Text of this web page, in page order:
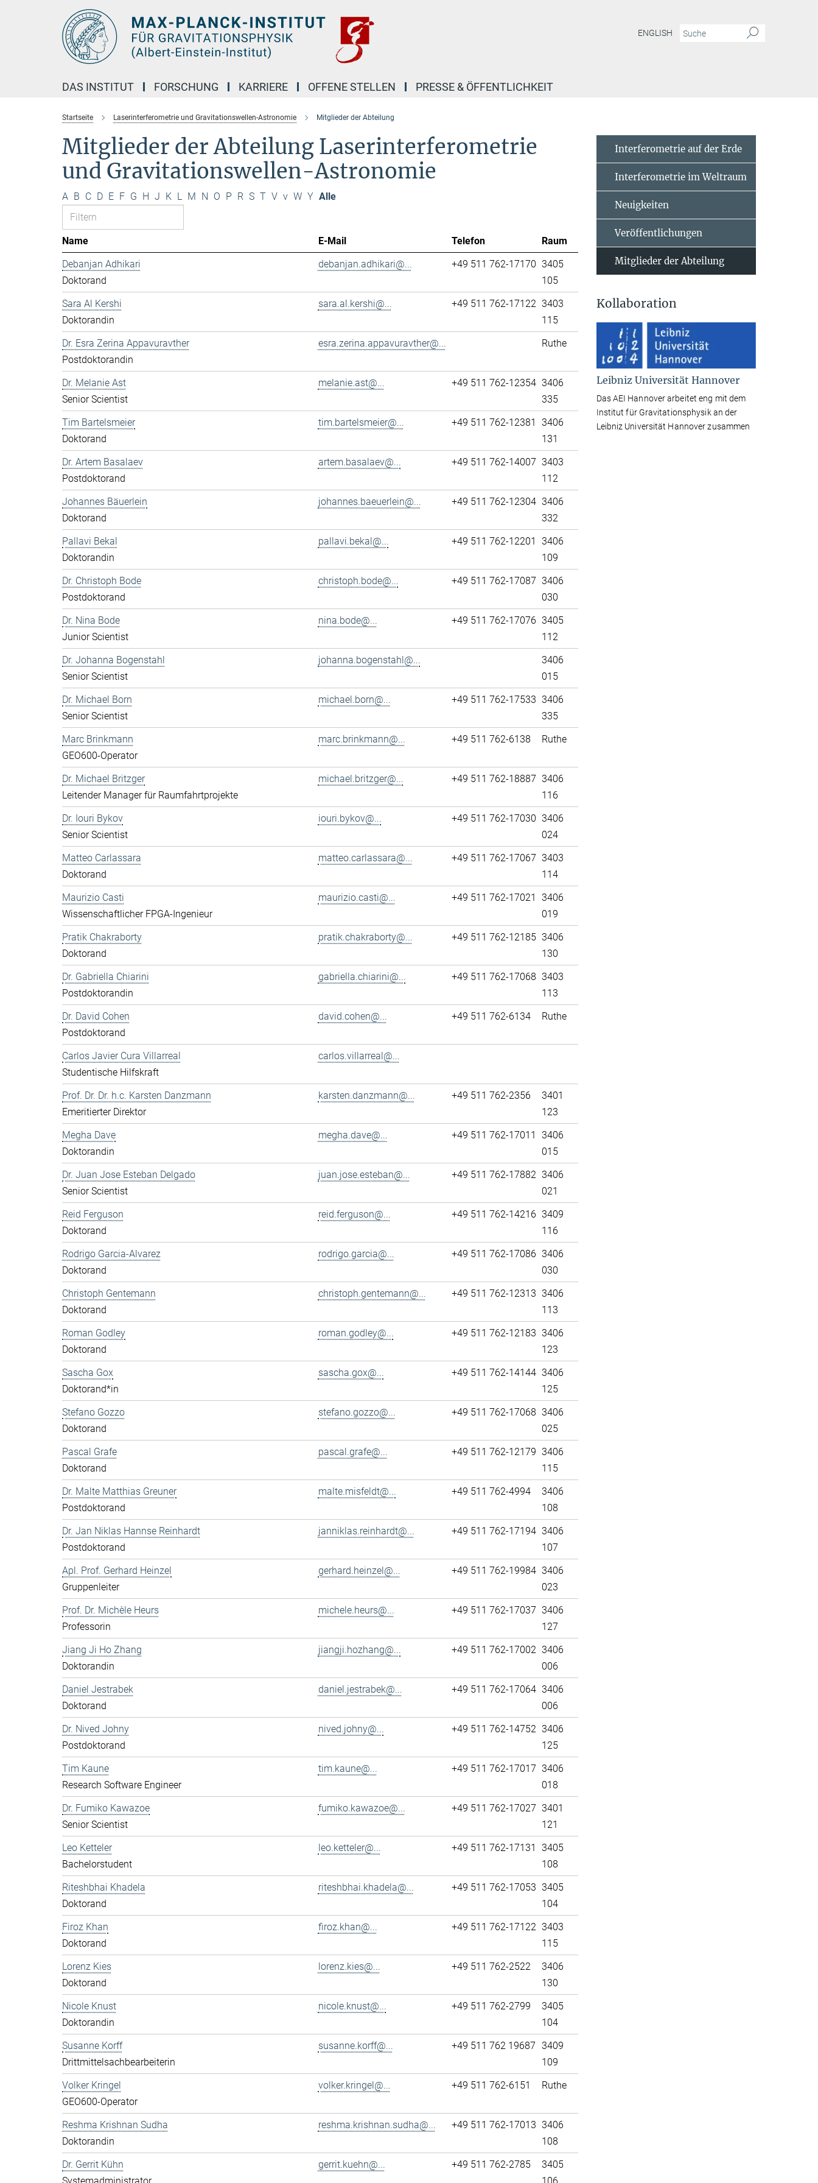
ENGLISH
DAS INSTITUT FORSCHUNG KARRIERE OFFENE STELLEN PRESSE & ÖFFENTLICHKEIT
Startseite Laserinterferometrie und Gravitationswellen-Astronomie Mitglieder der Abteilung
Mitglieder der Abteilung Laserinterferometrie
und Gravitationswellen-Astronomie
A B C D E F G H J K L M N O P R S T V v W Y Alle
Name E-Mail Telefon
Raum
Debanjan Adhikari
Doktorand
debanjan.adhikari@... +49 511 762-17170 3405
105
Sara Al Kershi
Doktorandin
sara.al.kershi@... +49 511 762-17122 3403
115
Dr. Esra Zerina Appavuravther
Postdoktorandin
esra.zerina.appavuravther@... Ruthe
Dr. Melanie Ast
Senior Scientist
melanie.ast@... +49 511 762-12354 3406
335
Tim Bartelsmeier
Doktorand
tim.bartelsmeier@... +49 511 762-12381
3406
131
Dr. Artem Basalaev
Postdoktorand
artem.basalaev@... +49 511 762-14007 3403
112
Johannes Bäuerlein
Doktorand
johannes.baeuerlein@... +49 511 762-12304 3406
332
Pallavi Bekal
Doktorandin
pallavi.bekal@... +49 511 762-12201
3406
109
Dr. Christoph Bode
Postdoktorand
christoph.bode@... +49 511 762-17087 3406
030
Dr. Nina Bode
Junior Scientist
nina.bode@... +49 511 762-17076 3405
112
Dr. Johanna Bogenstahl
Senior Scientist
johanna.bogenstahl@...
3406
015
Dr. Michael Born
Senior Scientist
michael.born@... +49 511 762-17533 3406
335
Marc Brinkmann
GEO600-Operator
marc.brinkmann@... +49 511 762-6138 Ruthe
Dr. Michael Britzger
Leitender Manager für Raumfahrtprojekte
michael.britzger@... +49 511 762-18887 3406
116
Dr. Iouri Bykov
Senior Scientist
iouri.bykov@... +49 511 762-17030 3406
024
Matteo Carlassara
Doktorand
matteo.carlassara@... +49 511 762-17067 3403
114
Maurizio Casti
Wissenschaftlicher FPGA-Ingenieur
maurizio.casti@... +49 511 762-17021
3406
019
Pratik Chakraborty
Doktorand
pratik.chakraborty@... +49 511 762-12185 3406
130
Dr. Gabriella Chiarini
Postdoktorandin
gabriella.chiarini@... +49 511 762-17068 3403
113
Dr. David Cohen
Postdoktorand
david.cohen@... +49 511 762-6134 Ruthe
Carlos Javier Cura Villarreal
Studentische Hilfskraft
carlos.villarreal@...
Prof. Dr. Dr. h.c. Karsten Danzmann
Emeritierter Direktor
karsten.danzmann@... +49 511 762-2356
3401
123
Megha Dave
Doktorandin
megha.dave@... +49 511 762-17011
3406
015
Dr. Juan Jose Esteban Delgado
Senior Scientist
juan.jose.esteban@... +49 511 762-17882 3406
021
Reid Ferguson
Doktorand
reid.ferguson@... +49 511 762-14216 3409
116
Rodrigo Garcia-Alvarez
Doktorand
rodrigo.garcia@... +49 511 762-17086 3406
030
Christoph Gentemann
Doktorand
christoph.gentemann@... +49 511 762-12313 3406
113
Roman Godley
Doktorand
roman.godley@... +49 511 762-12183 3406
123
Sascha Gox
Doktorand*in
sascha.gox@... +49 511 762-14144 3406
125
Stefano Gozzo
Doktorand
stefano.gozzo@... +49 511 762-17068 3406
025
Pascal Grafe
Doktorand
pascal.grafe@... +49 511 762-12179 3406
115
Dr. Malte Matthias Greuner
Postdoktorand
malte.misfeldt@... +49 511 762-4994
3406
108
Dr. Jan Niklas Hannse Reinhardt
Postdoktorand
janniklas.reinhardt@... +49 511 762-17194 3406
107
Apl. Prof. Gerhard Heinzel
Gruppenleiter
gerhard.heinzel@... +49 511 762-19984 3406
023
Prof. Dr. Michèle Heurs
Professorin
michele.heurs@... +49 511 762-17037 3406
127
Jiang Ji Ho Zhang
Doktorandin
jiangji.hozhang@... +49 511 762-17002 3406
006
Daniel Jestrabek
Doktorand
daniel.jestrabek@... +49 511 762-17064 3406
006
Dr. Nived Johny
Postdoktorand
nived.johny@... +49 511 762-14752 3406
125
Tim Kaune
Research Software Engineer
tim.kaune@... +49 511 762-17017 3406
018
Dr. Fumiko Kawazoe
Senior Scientist
fumiko.kawazoe@... +49 511 762-17027 3401
121
Leo Ketteler
Bachelorstudent
leo.ketteler@... +49 511 762-17131
3405
108
Riteshbhai Khadela
Doktorand
riteshbhai.khadela@... +49 511 762-17053 3405
104
Firoz Khan
Doktorand
firoz.khan@... +49 511 762-17122 3403
115
Lorenz Kies
Doktorand
lorenz.kies@... +49 511 762-2522
3406
130
Nicole Knust
Doktorandin
nicole.knust@... +49 511 762-2799
3405
104
Susanne Korff
Drittmittelsachbearbeiterin
susanne.korff@... +49 511 762 19687 3409
109
Volker Kringel
GEO600-Operator
volker.kringel@... +49 511 762-6151 Ruthe
Reshma Krishnan Sudha
Doktorandin
reshma.krishnan.sudha@... +49 511 762-17013 3406
108
Dr. Gerrit Kühn
gerrit.kuehn@... +49 511 762-2785
3405
Interferometrie auf der Erde
Interferometrie im Weltraum
Neuigkeiten
Veröffentlichungen
Mitglieder der Abteilung
Kollaboration
Leibniz Universität Hannover
Das AEI Hannover arbeitet eng mit dem
Institut für Gravitationsphysik an der
Leibniz Universität Hannover zusammen